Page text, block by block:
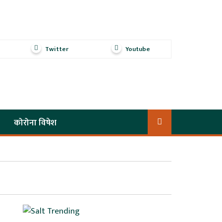
Twitter Youtube
कोरोना विषेश